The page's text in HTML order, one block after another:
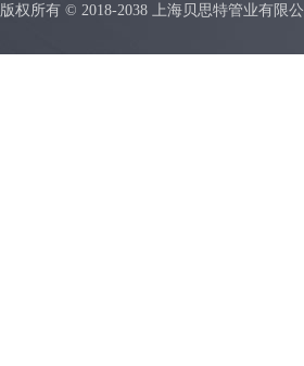
版权所有 © 2018-2038 上海贝思特管业有限